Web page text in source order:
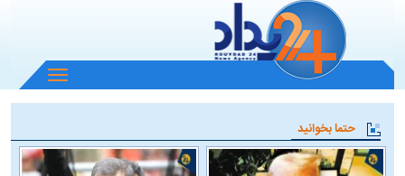
باز
و
منو
حتما بخوانید